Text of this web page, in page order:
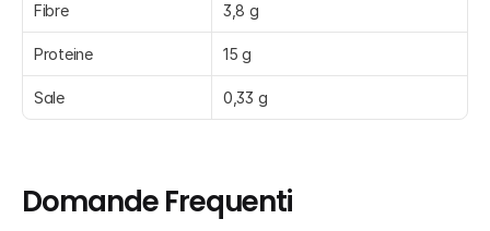
Fibre 3,8 g
Proteine 15 g
Sale 0,33 g
Domande Frequenti